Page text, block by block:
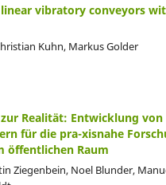
vibratory conveyors
Kuhn, Markus Golder
Realität: Entwicklung von
für die pra-xisnahe
öffentlichen Raum
Ziegenbein, Noel Blunder,